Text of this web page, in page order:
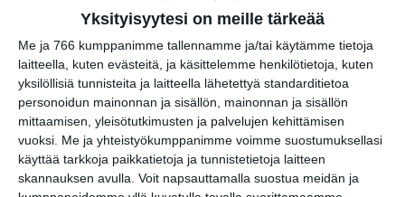
Yksityisyytesi on meille tärkeää
Me ja 766 kumppanimme tallennamme ja/tai käytämme tietoja
laitteella, kuten evästeitä, ja käsittelemme henkilötietoja, kuten
yksilöllisiä tunnisteita ja laitteella lähetettyä standarditietoa
personoidun mainonnan ja sisällön, mainonnan ja sisällön
mittaamisen, yleisötutkimusten ja palvelujen kehittämisen
vuoksi. Me ja yhteistyökumppanimme voimme suostumuksellasi
käyttää tarkkoja paikkatietoja ja tunnistetietoja laitteen
skannauksen avulla. Voit napsauttamalla suostua meidän ja
kissat/pekkaniska-u11-turnaus
Tapahtumapaikka / Venue
Kaarelan jäähalli
Kaarelan raitti 2
00430 Helsinki